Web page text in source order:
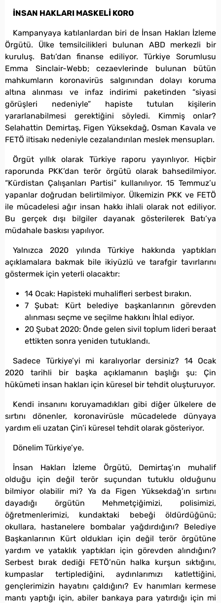
İNSAN HAKLARI MASKELİ KORO
Kampanyaya katılanlardan biri de İnsan Hakları İzleme
Örgütü. Ülke temsilcilikleri bulunan ABD merkezli bir
kuruluş. Batı’dan finanse ediliyor. Türkiye Sorumlusu
Emma Sinclair-Webb; cezaevlerinde bulunan bütün
mahkumların koronavirüs salgınından dolayı koruma
altına alınması ve infaz indirimi paketinden “siyasi
görüşleri nedeniyle” hapiste tutulan kişilerin
yararlanabilmesi gerektiğini söyledi. Kimmiş onlar?
Selahattin Demirtaş, Figen Yüksekdağ, Osman Kavala ve
FETÖ iltisakı nedeniyle cezalandırılan meslek mensupları.
Örgüt yıllık olarak Türkiye raporu yayınlıyor. Hiçbir
raporunda PKK’dan terör örgütü olarak bahsedilmiyor.
“Kürdistan Çalışanları Partisi” kullanılıyor. 15 Temmuz’u
yapanlar doğrudan belirtilmiyor. Ülkemizin PKK ve FETÖ
ile mücadelesi ağır insan hakkı ihlali olarak not ediliyor.
Bu gerçek dışı bilgiler dayanak gösterilerek Batı’ya
müdahale baskısı yapılıyor.
Yalnızca 2020 yılında Türkiye hakkında yaptıkları
açıklamalara bakmak bile ikiyüzlü ve tarafgir tavırlarını
göstermek için yeterli olacaktır:
14 Ocak: Hapisteki muhalifleri serbest bırakın.
7 Şubat: Kürt belediye başkanlarının görevden
alınması seçme ve seçilme hakkını İhlal ediyor.
20 Şubat 2020: Önde gelen sivil toplum lideri beraat
ettikten sonra yeniden tutuklandı.
Sadece Türkiye’yi mi karalıyorlar dersiniz? 14 Ocak
2020 tarihli bir başka açıklamanın başlığı şu: Çin
hükümeti insan hakları için küresel bir tehdit oluşturuyor.
Kendi insanını koruyamadıkları gibi diğer ülkelere de
sırtını dönenler, koronavirüsle mücadelede dünyaya
yardım eli uzatan Çin’i küresel tehdit olarak gösteriyor.
Dönelim Türkiye’ye.
İnsan Hakları İzleme Örgütü, Demirtaş’ın muhalif
olduğu için değil terör suçundan tutuklu olduğunu
bilmiyor olabilir mi? Ya da Figen Yüksekdağ’ın sırtını
dayadığı örgütün Mehmetçiğimizi, polisimizi,
öğretmenlerimizi, kundaktaki bebeği öldürdüğünü;
okullara, hastanelere bombalar yağdırdığını? Belediye
Başkanlarının Kürt oldukları için değil terör örgütüne
yardım ve yataklık yaptıkları için görevden alındığını?
Serbest bırak dediği FETÖ’nün halka kurşun sıktığını,
kumpaslar tertiplediğini, aydınlarımızı katlettiğini,
gençlerimizin hayatını çaldığını? Ev hanımları kermese
mantı yaptığı için, abiler bankaya para yatırdığı için mi